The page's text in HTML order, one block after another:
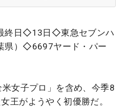
終日◇13日◇東急セブンハ
県）◇6697ヤード・パー
女子プロ」を含め、今季8
王がようやく初優勝だ。